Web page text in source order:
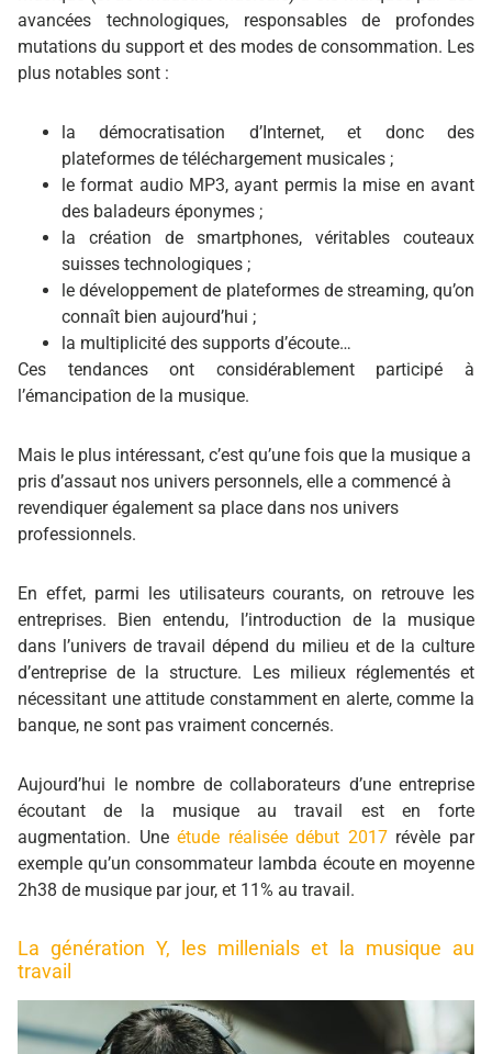
avancées technologiques, responsables de profondes
mutations du support et des modes de consommation. Les
plus notables sont :
la démocratisation d’Internet, et donc des
plateformes de téléchargement musicales ;
le format audio MP3, ayant permis la mise en avant
des baladeurs éponymes ;
la création de smartphones, véritables couteaux
suisses technologiques ;
le développement de plateformes de streaming, qu’on
connaît bien aujourd’hui ;
la multiplicité des supports d’écoute…
Ces tendances ont considérablement participé à
l’émancipation de la musique.
Mais le plus intéressant, c’est qu’une fois que la musique a
pris d’assaut nos univers personnels, elle a commencé à
revendiquer également sa place dans nos univers
professionnels.
En effet, parmi les utilisateurs courants, on retrouve les
entreprises. Bien entendu, l’introduction de la musique
dans l’univers de travail dépend du milieu et de la culture
d’entreprise de la structure. Les milieux réglementés et
nécessitant une attitude constamment en alerte, comme la
banque, ne sont pas vraiment concernés.
Aujourd’hui le nombre de collaborateurs d’une entreprise
écoutant de la musique au travail est en forte
augmentation. Uneétude réalisée début 2017révèle par
exemple qu’un consommateur lambda écoute en moyenne
2h38 de musique par jour, et 11% au travail.
La génération Y, les millenials et la musique au
travail